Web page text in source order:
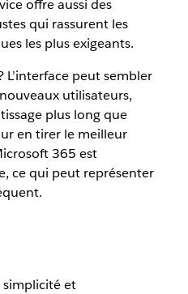
offre aussi des
qui rassurent les
les plus exigeants.
L’interface peut sembler
utilisateurs,
plus long que
en tirer le meilleur
365 est
ce qui peut représenter
simplicité et